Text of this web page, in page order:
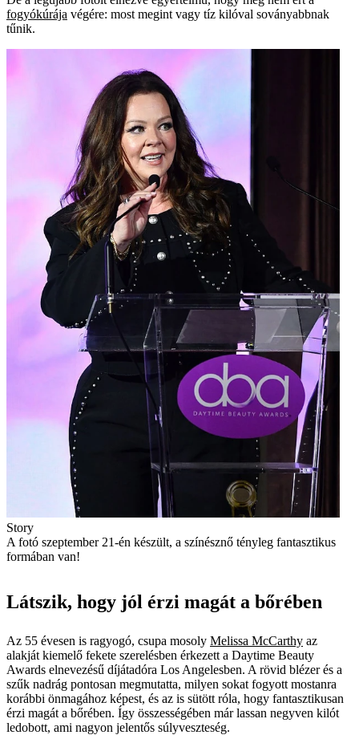
fogyókúrája végére: most megint vagy tíz kilóval soványabbnak
tűnik.
Story
A fotó szeptember 21-én készült, a színésznő tényleg fantasztikus
formában van!
Látszik, hogy jól érzi magát a bőrében
Az 55 évesen is ragyogó, csupa mosoly Melissa McCarthy az
alakját kiemelő fekete szerelésben érkezett a Daytime Beauty
Awards elnevezésű díjátadóra Los Angelesben. A rövid blézer és a
szűk nadrág pontosan megmutatta, milyen sokat fogyott mostanra
korábbi önmagához képest, és az is sütött róla, hogy fantasztikusan
érzi magát a bőrében. Így összességében már lassan negyven kilót
ledobott, ami nagyon jelentős súlyveszteség.